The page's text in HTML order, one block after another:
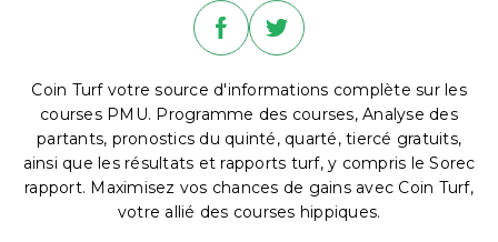
Coin Turf votre source d'informations complète sur les
courses PMU. Programme des courses, Analyse des
partants, pronostics du quinté, quarté, tiercé gratuits,
ainsi que les résultats et rapports turf, y compris le Sorec
rapport. Maximisez vos chances de gains avec Coin Turf,
votre allié des courses hippiques.